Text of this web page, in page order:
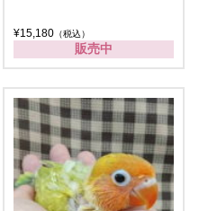
¥15,180 （税込）
販売中